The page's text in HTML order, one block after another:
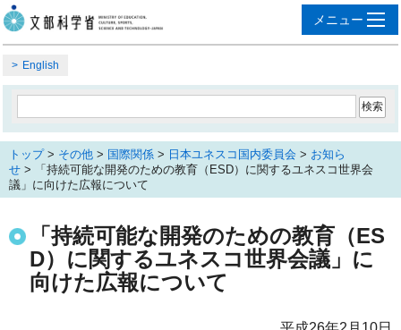
English
トップ> その他 > 国際関係 > 日本ユネスコ国内委員会 > お知ら
せ > 「持続可能な開発のための教育（ESD）に関するユネスコ世界会
議」に向けた広報について
「持続可能な開発のための教育（ES
D）に関するユネスコ世界会議」に
向けた広報について